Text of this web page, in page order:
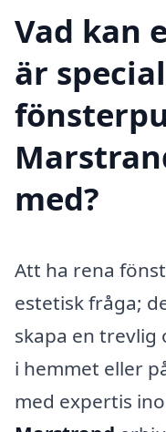
Vad kan
är
med?
Att ha rena
estetisk fråga;
skapa en
i hemmet eller
med expertis